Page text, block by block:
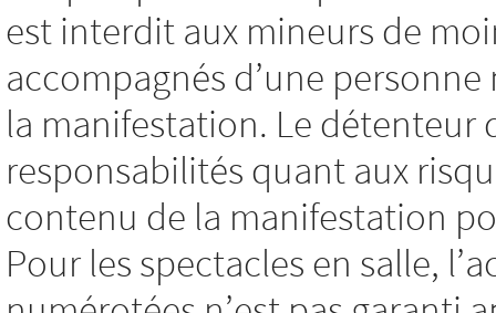
est interdit aux mineurs de
accompagnés d’une
la manifestation. Le détenteur
responsabilités quant aux
contenu de la manifestation
Pour les spectacles en salle,